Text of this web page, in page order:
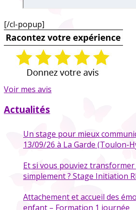
[/cl-popup]
Voir mes avis
Actualités
Un stage pour mieux
13/09/26 à La Garde (Toulon-
Et si vous pouviez
simplement ? Stage Initiation
Attachement et accueil des
enfant – Formation 1 journée